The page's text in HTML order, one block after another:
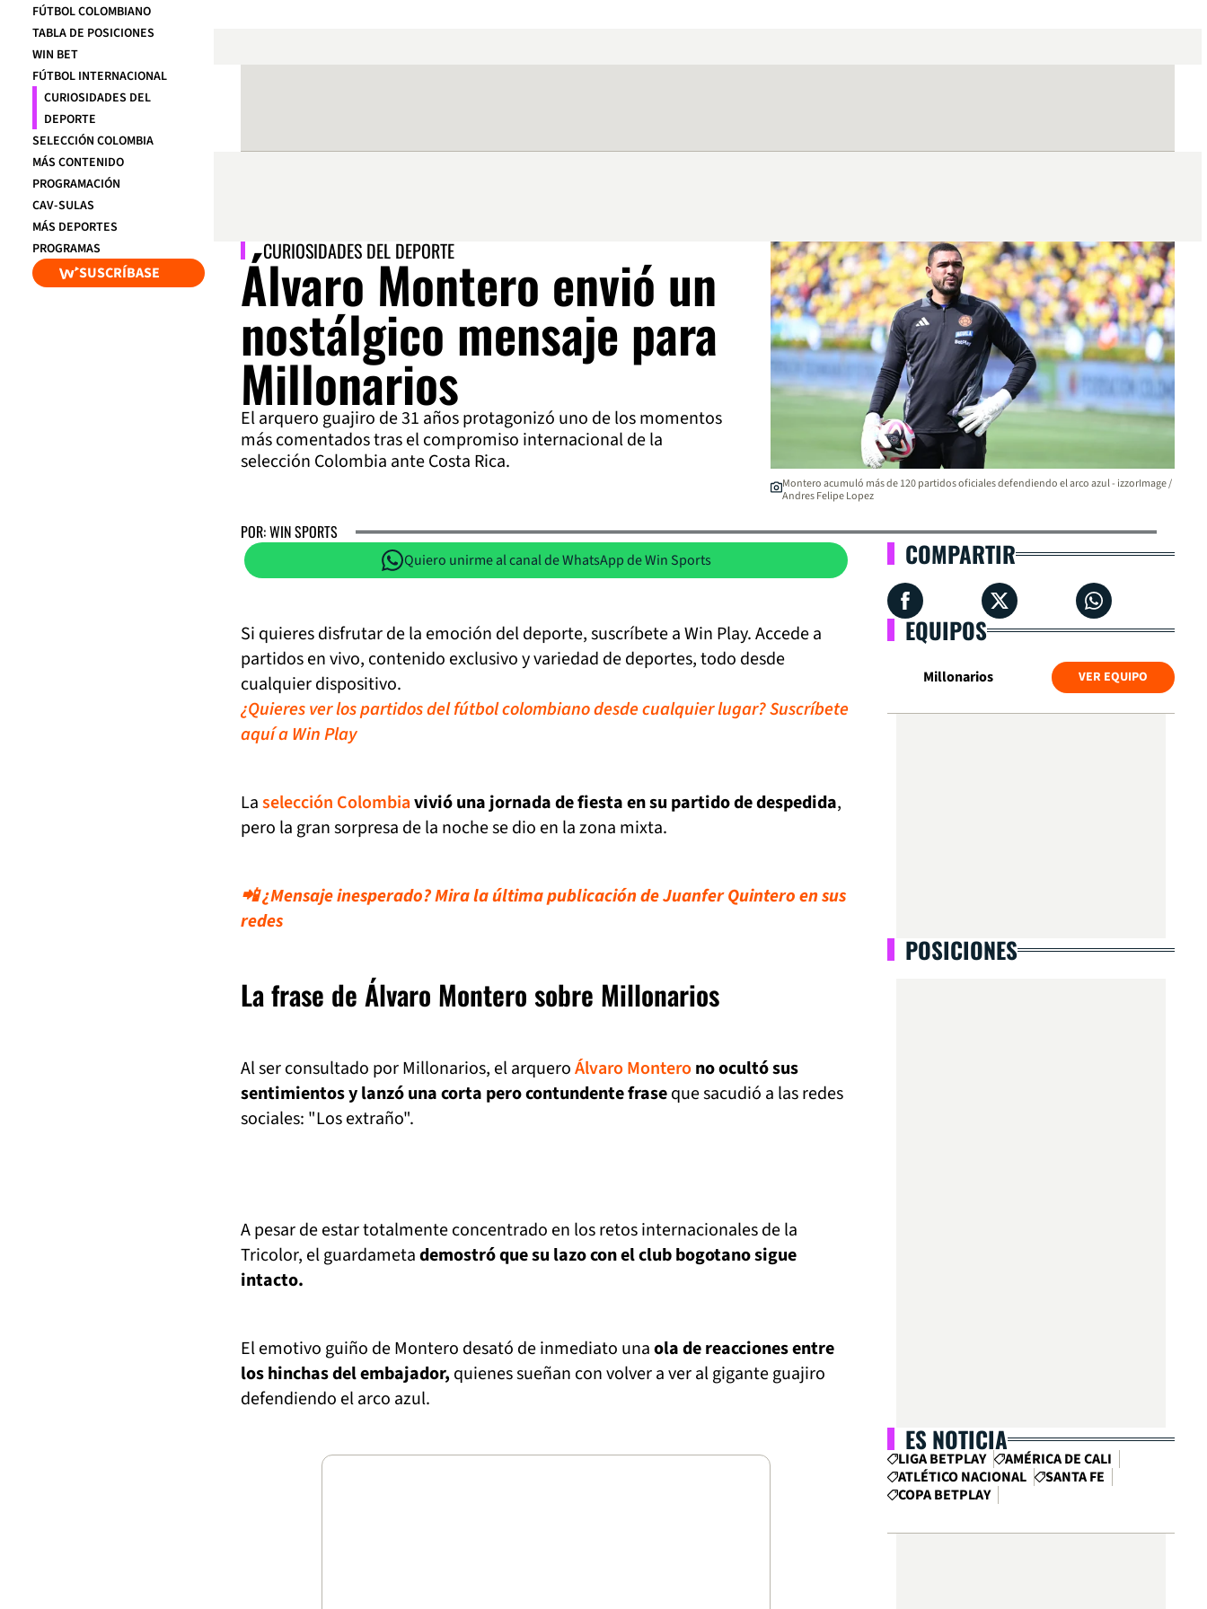
FÚTBOL COLOMBIANO
TABLA DE POSICIONES
WIN BET
FÚTBOL INTERNACIONAL
CURIOSIDADES DEL
DEPORTE
SELECCIÓN COLOMBIA
MÁS CONTENIDO
PROGRAMACIÓN
CAV-SULAS
MÁS DEPORTES
PROGRAMAS
SUSCRÍBASE
CURIOSIDADES DEL DEPORTE
Álvaro Montero envió un
nostálgico mensaje para
Millonarios
El arquero guajiro de 31 años protagonizó uno de los momentos
más comentados tras el compromiso internacional de la
selección Colombia ante Costa Rica.
Montero acumuló más de 120 partidos oficiales defendiendo el arco azul - izzorImage /
Andres Felipe Lopez
POR: WIN SPORTS
Quiero unirme al canal de WhatsApp de Win Sports
Si quieres disfrutar de la emoción del deporte, suscríbete a Win Play. Accede a
partidos en vivo, contenido exclusivo y variedad de deportes, todo desde
cualquier dispositivo.
¿Quieres ver los partidos del fútbol colombiano desde cualquier lugar? Suscríbete
aquí a Win Play
Laselección Colombiavivió una jornada de fiesta en su partido de despedida,
pero la gran sorpresa de la noche se dio en la zona mixta.
📲 ¿Mensaje inesperado? Mira la última publicación de Juanfer Quintero en sus
redes
La frase de Álvaro Montero sobre Millonarios
Al ser consultado por Millonarios, el arqueroÁlvaro Monterono ocultó sus
sentimientos y lanzó una corta pero contundente fraseque sacudió a las redes
sociales: "Los extraño".
A pesar de estar totalmente concentrado en los retos internacionales de la
Tricolor, el guardametademostró que su lazo con el club bogotano sigue
intacto.
El emotivo guiño de Montero desató de inmediato unaola de reacciones entre
los hinchas del embajador, quienes sueñan con volver a ver al gigante guajiro
defendiendo el arco azul.
COMPARTIR
EQUIPOS
Millonarios VER EQUIPO
POSICIONES
ES NOTICIA
LIGA BETPLAY
AMÉRICA DE CALI
ATLÉTICO NACIONAL
SANTA FE
COPA BETPLAY